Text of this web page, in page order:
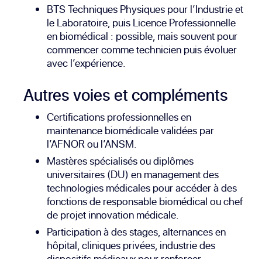
BTS Techniques Physiques pour l’Industrie et
le Laboratoire, puis Licence Professionnelle
en biomédical : possible, mais souvent pour
commencer comme technicien puis évoluer
avec l’expérience.
Autres voies et compléments
Certifications professionnelles en
maintenance biomédicale validées par
l’AFNOR ou l’ANSM.
Mastères spécialisés ou diplômes
universitaires (DU) en management des
technologies médicales pour accéder à des
fonctions de responsable biomédical ou chef
de projet innovation médicale.
Participation à des stages, alternances en
hôpital, cliniques privées, industrie des